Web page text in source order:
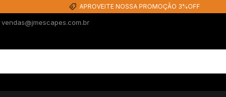
APROVEITE NOSSA PROMOÇÃO 3%OFF
vendas@jmescapes.com.br